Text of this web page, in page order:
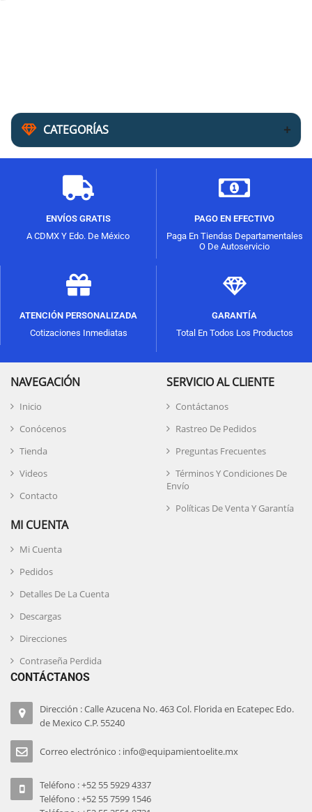
CATEGORÍAS
ENVÍOS GRATIS
A CDMX Y Edo. De México
PAGO EN EFECTIVO
Paga En Tiendas Departamentales
O De Autoservicio
ATENCIÓN PERSONALIZADA
Cotizaciones Inmediatas
GARANTÍA
Total En Todos Los Productos
NAVEGACIÓN
Inicio
Conócenos
Tienda
Videos
Contacto
SERVICIO AL CLIENTE
Contáctanos
Rastreo De Pedidos
Preguntas Frecuentes
Términos Y Condiciones De
Envío
Políticas De Venta Y Garantía
MI CUENTA
Mi Cuenta
Pedidos
Detalles De La Cuenta
Descargas
Direcciones
Contraseña Perdida
CONTÁCTANOS
Dirección : Calle Azucena No. 463 Col. Florida en Ecatepec Edo.
de Mexico C.P. 55240
Correo electrónico : info@equipamientoelite.mx
Teléfono : +52 55 5929 4337
Teléfono : +52 55 7599 1546